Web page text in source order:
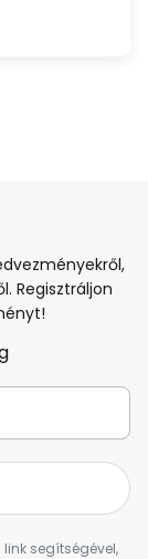
Regisztráljon
segítségével,